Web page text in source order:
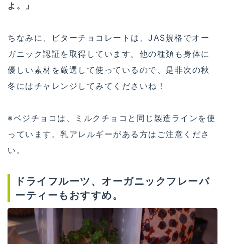
よ。」
ちなみに、ビターチョコレートは、JAS規格でオー
ガニック認証を取得しています。他の種類も身体に
優しい素材を厳選して使っているので、是非次の秋
冬にはチャレンジしてみてくださいね！
※ベジチョコは、ミルクチョコと同じ製造ラインを使
っています。乳アレルギーがある方はご注意くださ
い。
ドライフルーツ、オーガニックフレーバ
ーティーもおすすめ。